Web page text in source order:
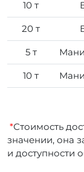
10 т
20 т
5 т
10 т
*Стоимость
значении, она
и доступности